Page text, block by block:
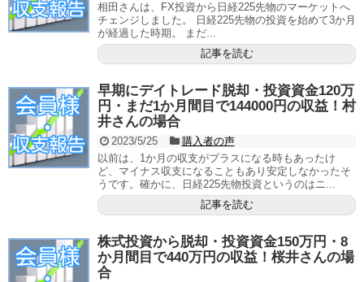
相田さんは、FX投資から日経225先物のマーケットへ
チェンジしました。 日経225先物の投資を始めて3か月
が経過した時期。 まだ...
記事を読む
早期にデイトレード脱却・投資資金120万
円・まだ1か月間目で144000円の収益！村
井さんの場合
2023/5/25
購入者の声
以前は、1か月の収支がプラスになる時もあったけ
ど、マイナス収支になることもあり安定しなかったそ
うです。確かに、日経225先物投資というのはニ...
記事を読む
株式投資から脱却・投資資金150万円・8
か月間目で440万円の収益！桜井さんの場
合